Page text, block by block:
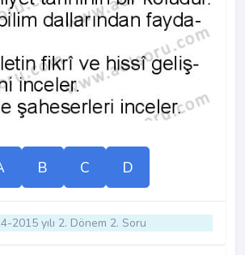
B C D
2015 yılı 2. Dönem 2. Soru